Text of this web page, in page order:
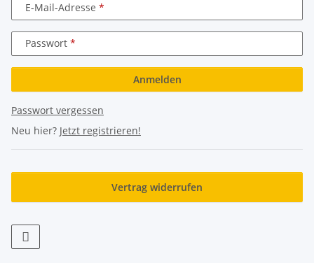
E-Mail-Adresse
Passwort
Anmelden
Passwort vergessen
Neu hier? Jetzt registrieren!
Vertrag widerrufen